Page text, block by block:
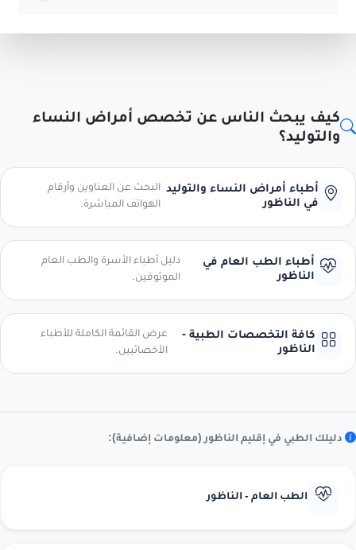
كيف يبحث الناس عن تخصص أمراض النساء
والتوليد؟
أطباء أمراض النساء والتوليد
في الناظور
البحث عن العناوين وأرقام
الهواتف المباشرة.
أطباء الطب العام في
الناظور
دليل أطباء الأسرة والطب العام
الموثوقين.
كافة التخصصات الطبية -
الناظور
عرض القائمة الكاملة للأطباء
الأخصائيين.
دليلك الطبي في إقليم الناظور (معلومات إضافية):
الطب العام - الناظور